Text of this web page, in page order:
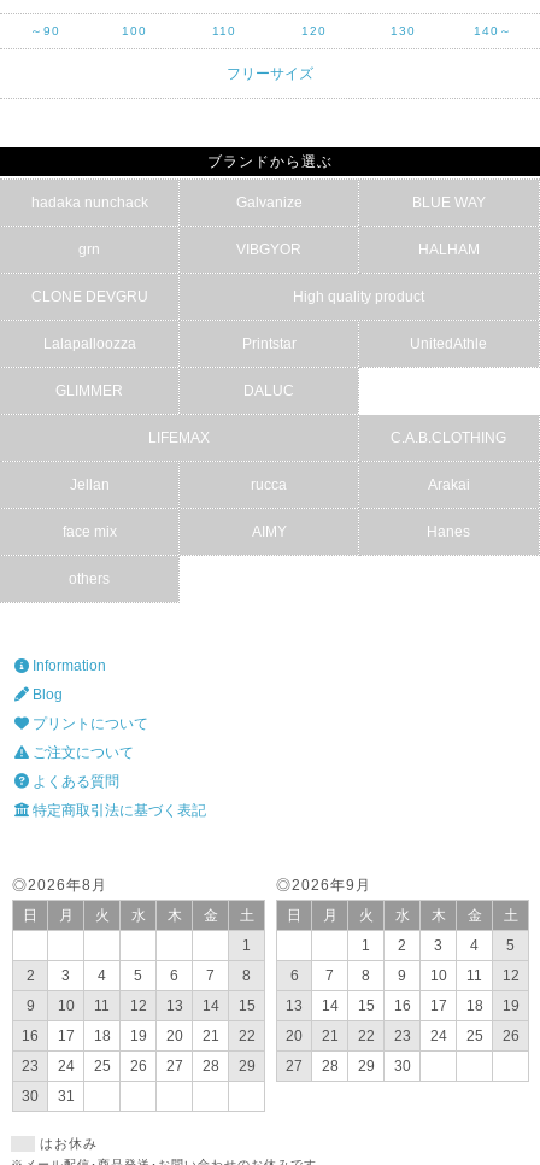
～90 100 110 120 130 140～
フリーサイズ
ブランドから選ぶ
hadaka nunchack Galvanize BLUE WAY
grn VIBGYOR HALHAM
CLONE DEVGRU High quality product
Lalapalloozza Printstar UnitedAthle
GLIMMER DALUC
LIFEMAX C.A.B.CLOTHING
Jellan rucca Arakai
face mix AIMY Hanes
others
Information
Blog
プリントについて
ご注文について
よくある質問
特定商取引法に基づく表記
◎2026年9月
日
月 火 水 木 金
土
1
2 3 4
5
6
7 8 9 10 11
12
13
14 15 16 17 18
19
20
21 22 23 24 25
26
27
28 29 30
◎2026年8月
日
月 火 水 木 金
土
1
2
3 4 5 6 7
8
9
10 11 12 13 14
15
16
17 18 19 20 21
22
23
24 25 26 27 28
29
30
31
はお休み